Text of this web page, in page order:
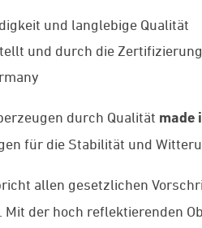
und langlebige Qualität
und durch die
durch Qualität made
für die Stabilität und
allen gesetzlichen
der hoch reflektierenden